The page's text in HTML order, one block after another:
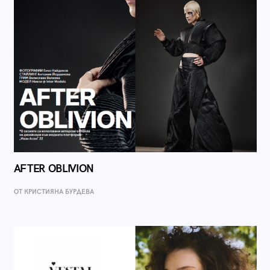
AFTER OBLIVION
ОТ КРИСТИЯНА БУРДЕВА